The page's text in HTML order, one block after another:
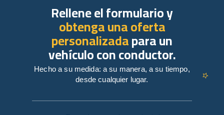
Rellene el formulario y
obtenga una oferta
personalizadapara un
vehículo con conductor.
Hecho a su medida: a su manera, a su tiempo,
desde cualquier lugar.